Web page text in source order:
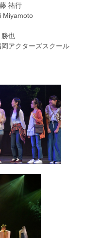
祐行
Miyamoto
勝也
アクターズスクール